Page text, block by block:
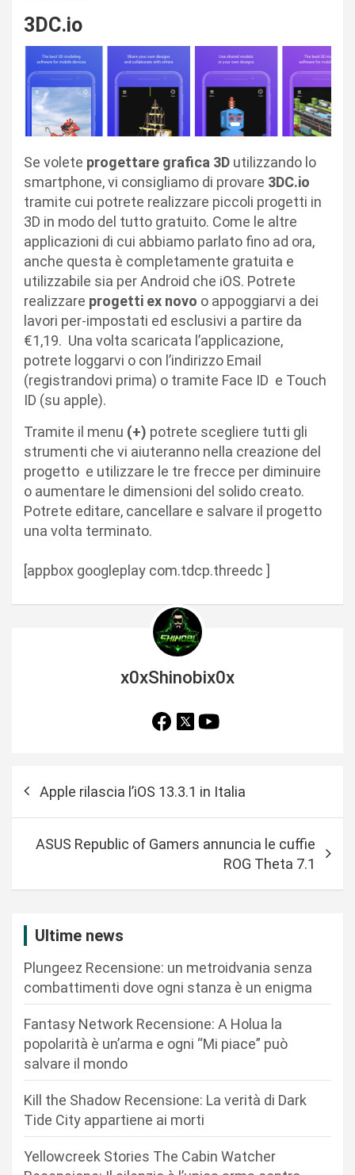
3DC.io
Se volete progettare grafica 3D utilizzando lo
smartphone, vi consigliamo di provare 3DC.io
tramite cui potrete realizzare piccoli progetti in
3D in modo del tutto gratuito. Come le altre
applicazioni di cui abbiamo parlato fino ad ora,
anche questa è completamente gratuita e
utilizzabile sia per Android che iOS. Potrete
realizzare progetti ex novo o appoggiarvi a dei
lavori per-impostati ed esclusivi a partire da
€1,19. Una volta scaricata l’applicazione,
potrete loggarvi o con l’indirizzo Email
(registrandovi prima) o tramite Face ID e Touch
ID (su apple).
Tramite il menu (+) potrete scegliere tutti gli
strumenti che vi aiuteranno nella creazione del
progetto e utilizzare le tre frecce per diminuire
o aumentare le dimensioni del solido creato.
Potrete editare, cancellare e salvare il progetto
una volta terminato.
[appbox googleplay com.tdcp.threedc ]
x0xShinobix0x
Apple rilascia l’iOS 13.3.1 in Italia
ASUS Republic of Gamers annuncia le cuffie
ROG Theta 7.1
Ultime news
Plungeez Recensione: un metroidvania senza
combattimenti dove ogni stanza è un enigma
Fantasy Network Recensione: A Holua la
popolarità è un’arma e ogni “Mi piace” può
salvare il mondo
Kill the Shadow Recensione: La verità di Dark
Tide City appartiene ai morti
Yellowcreek Stories The Cabin Watcher